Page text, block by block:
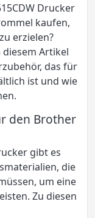
Drucker
kaufen,
erzielen?
Artikel
das für
ist und wie
den Brother
gibt es
die
um eine
Zu diesen